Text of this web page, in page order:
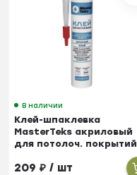
В наличии
Клей-шпаклевка
MasterTeks акриловый
для потолоч. покрытий
209₽ / шт